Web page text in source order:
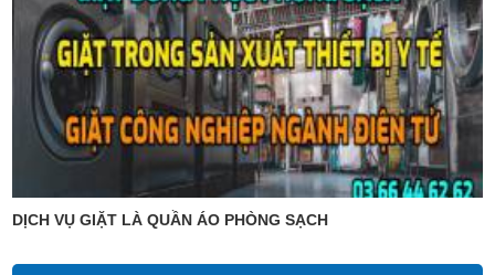
DỊCH VỤ GIẶT LÀ QUẦN ÁO PHÒNG SẠCH